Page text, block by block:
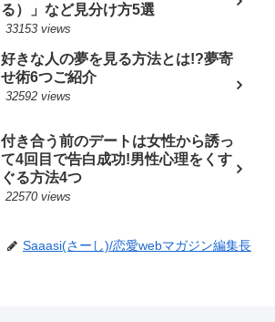
る）」など見分け方5選
33153 views
好きな人の夢を見る方法とは!?夢寄
せ術6つご紹介
32592 views
付き合う前のデートは女性から誘っ
て4回目で告白成功!男性心理をくす
ぐる方法4つ
22570 views
Saaasi(さーし)/恋愛webマガジン編集長